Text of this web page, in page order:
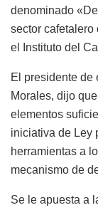
denominado
sector cafetalero
el Instituto del
El presidente de
Morales, dijo
elementos
iniciativa de Ley
herramientas a
mecanismo de
Se le apuesta a